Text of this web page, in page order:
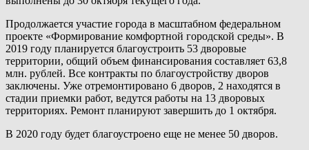
Продолжается участие города в масштабном федеральном
проекте «Формирование комфортной городской среды». В
2019 году планируется благоустроить 53 дворовые
территории, общий объем финансирования составляет 63,8
млн. рублей. Все контракты по благоустройству дворов
заключены. Уже отремонтировано 6 дворов, 2 находятся в
стадии приемки работ, ведутся работы на 13 дворовых
территориях. Ремонт планируют завершить до 1 октября.
В 2020 году будет благоустроено еще не менее 50 дворов.